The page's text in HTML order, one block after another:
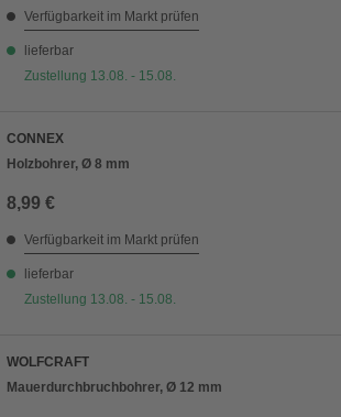
Verfügbarkeit im Markt prüfen
lieferbar
Zustellung 13.08. - 15.08.
CONNEX
Holzbohrer, Ø 8 mm
8,99 €
Verfügbarkeit im Markt prüfen
lieferbar
Zustellung 13.08. - 15.08.
WOLFCRAFT
Mauerdurchbruchbohrer, Ø 12 mm